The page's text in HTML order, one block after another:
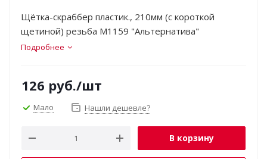
Щётка-скраббер пластик., 210мм (с короткой
щетиной) резьба М1159 "Альтернатива"
Подробнее
126 руб./шт
Мало Нашли дешевле?
В корзину